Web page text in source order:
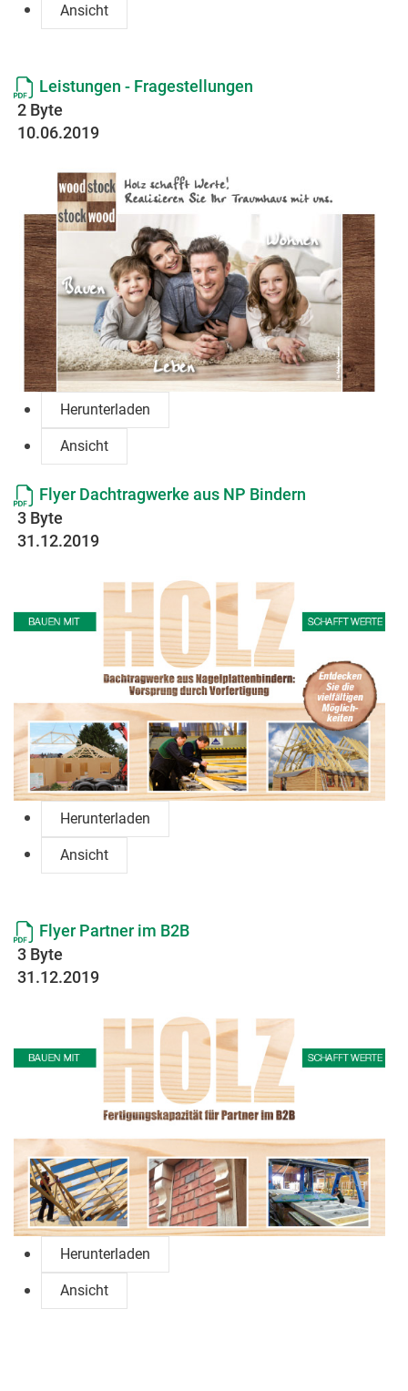
Ansicht
Leistungen - Fragestellungen
2 Byte
10.06.2019
Herunterladen
Ansicht
Flyer Dachtragwerke aus NP Bindern
3 Byte
31.12.2019
Herunterladen
Ansicht
Flyer Partner im B2B
3 Byte
31.12.2019
Herunterladen
Ansicht